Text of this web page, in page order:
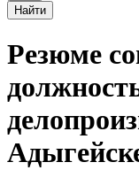
Найти
Резюме